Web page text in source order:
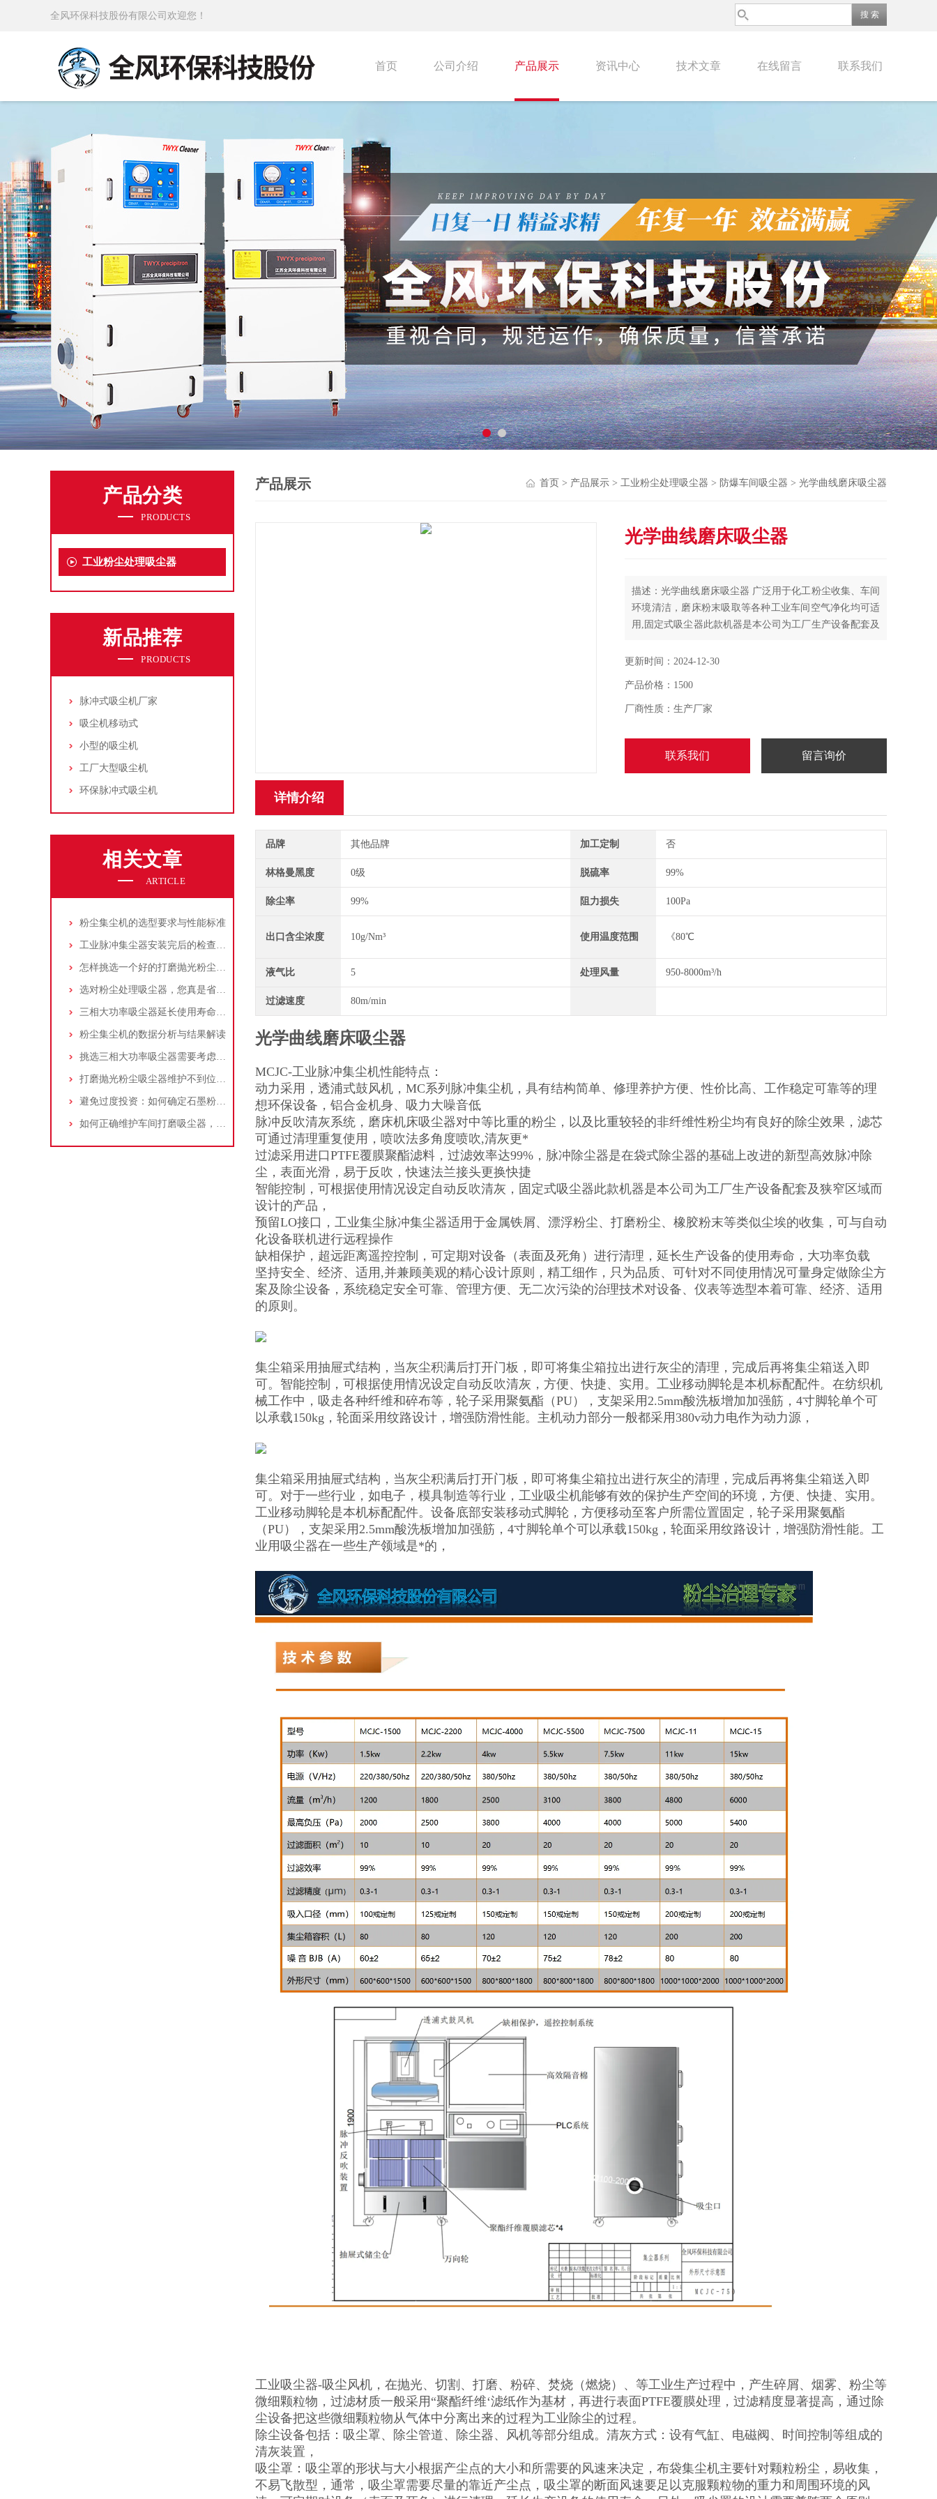
全风环保科技股份有限公司欢迎您！
首页 公司介绍 产品展示 资讯中心 技术文章 在线留言 联系我们
产品分类
PRODUCTS
工业粉尘处理吸尘器
新品推荐
PRODUCTS
脉冲式吸尘机厂家
吸尘机移动式
小型的吸尘机
工厂大型吸尘机
环保脉冲式吸尘机
相关文章
ARTICLE
粉尘集尘机的选型要求与性能标准
工业脉冲集尘器安装完后的检查工作详解
怎样挑选一个好的打磨抛光粉尘吸尘器
选对粉尘处理吸尘器，您真是省了很多事！
三相大功率吸尘器延长使用寿命的建议
粉尘集尘机的数据分析与结果解读
挑选三相大功率吸尘器需要考虑哪些问题？
打磨抛光粉尘吸尘器维护不到位，那是你没有注意这些而已！
避免过度投资：如何确定石墨粉尘除尘器的合理价格区间
如何正确维护车间打磨吸尘器，延长使用寿命
产品展示 首页 > 产品展示 > 工业粉尘处理吸尘器 > 防爆车间吸尘器 > 光学曲线磨床吸尘器
光学曲线磨床吸尘器
描述：光学曲线磨床吸尘器 广泛用于化工粉尘收集、车间
环境清洁，磨床粉末吸取等各种工业车间空气净化均可适
用,固定式吸尘器此款机器是本公司为工厂生产设备配套及
及空气过滤之用
更新时间：2024-12-30
产品价格：1500
厂商性质：生产厂家
联系我们 留言询价
详情介绍
品牌 其他品牌 加工定制 否
林格曼黑度 0级 脱硫率 99%
除尘率 99% 阻力损失 100Pa
出口含尘浓度 10g/Nm³ 使用温度范围 《80℃
液气比 5 处理风量 950-8000m³/h
过滤速度 80m/min
光学曲线磨床吸尘器
MCJC-工业脉冲集尘机性能特点：
动力采用，透浦式鼓风机，MC系列脉冲集尘机，具有结构简单、修理养护方便、性价比高、工作稳定可靠等的理
想环保设备，铝合金机身、吸力大噪音低
脉冲反吹清灰系统，磨床机床吸尘器对中等比重的粉尘，以及比重较轻的非纤维性粉尘均有良好的除尘效果，滤芯
可通过清理重复使用，喷吹法多角度喷吹,清灰更*
过滤采用进口PTFE覆膜聚酯滤料，过滤效率达99%，脉冲除尘器是在袋式除尘器的基础上改进的新型高效脉冲除
尘，表面光滑，易于反吹，快速法兰接头更换快捷
智能控制，可根据使用情况设定自动反吹清灰，固定式吸尘器此款机器是本公司为工厂生产设备配套及狭窄区域而
设计的产品，
预留LO接口，工业集尘脉冲集尘器适用于金属铁屑、漂浮粉尘、打磨粉尘、橡胶粉末等类似尘埃的收集，可与自动
化设备联机进行远程操作
缺相保护，超远距离遥控控制，可定期对设备（表面及死角）进行清理，延长生产设备的使用寿命，大功率负载
坚持安全、经济、适用,并兼顾美观的精心设计原则，精工细作，只为品质、可针对不同使用情况可量身定做除尘方
案及除尘设备，系统稳定安全可靠、管理方便、无二次污染的治理技术对设备、仪表等选型本着可靠、经济、适用
的原则。
集尘箱采用抽屉式结构，当灰尘积满后打开门板，即可将集尘箱拉出进行灰尘的清理，完成后再将集尘箱送入即
可。智能控制，可根据使用情况设定自动反吹清灰，方便、快捷、实用。工业移动脚轮是本机标配配件。在纺织机
械工作中，吸走各种纤维和碎布等，轮子采用聚氨酯（PU），支架采用2.5mm酸洗板增加加强筋，4寸脚轮单个可
以承载150kg，轮面采用纹路设计，增强防滑性能。主机动力部分一般都采用380v动力电作为动力源，
集尘箱采用抽屉式结构，当灰尘积满后打开门板，即可将集尘箱拉出进行灰尘的清理，完成后再将集尘箱送入即
可。对于一些行业，如电子，模具制造等行业，工业吸尘机能够有效的保护生产空间的环境，方便、快捷、实用。
工业移动脚轮是本机标配配件。设备底部安装移动式脚轮，方便移动至客户所需位置固定，轮子采用聚氨酯
（PU），支架采用2.5mm酸洗板增加加强筋，4寸脚轮单个可以承载150kg，轮面采用纹路设计，增强防滑性能。工
业用吸尘器在一些生产领域是*的，
工业吸尘器-吸尘风机，在抛光、切割、打磨、粉碎、焚烧（燃烧）、等工业生产过程中，产生碎屑、烟雾、粉尘等
微细颗粒物，过滤材质一般采用“聚酯纤维‘滤纸作为基材，再进行表面PTFE覆膜处理，过滤精度显著提高，通过除
尘设备把这些微细颗粒物从气体中分离出来的过程为工业除尘的过程。
除尘设备包括：吸尘罩、除尘管道、除尘器、风机等部分组成。清灰方式：设有气缸、电磁阀、时间控制等组成的
清灰装置，
吸尘罩：吸尘罩的形状与大小根据产尘点的大小和所需要的风速来决定，布袋集尘机主要针对颗粒粉尘，易收集，
不易飞散型，通常，吸尘罩需要尽量的靠近产尘点，吸尘罩的断面风速要足以克服颗粒物的重力和周围环境的风